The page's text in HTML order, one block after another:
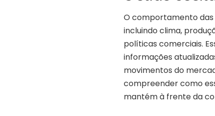
O comportamento
incluindo clima,
políticas comerciais.
informações
movimentos do
compreender como
mantém à frente da